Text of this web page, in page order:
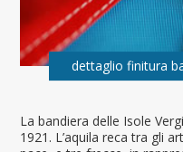
La bandiera delle Isole
1921. L’aquila reca tra gli
dettaglio finitura